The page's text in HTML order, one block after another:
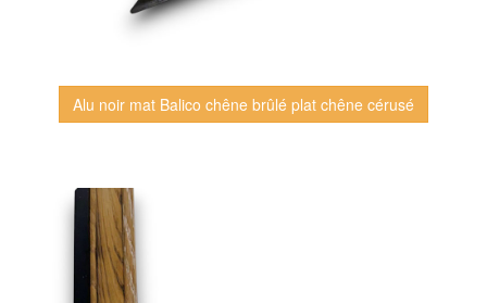
Alu noir mat Balico chêne brûlé plat chêne cérusé